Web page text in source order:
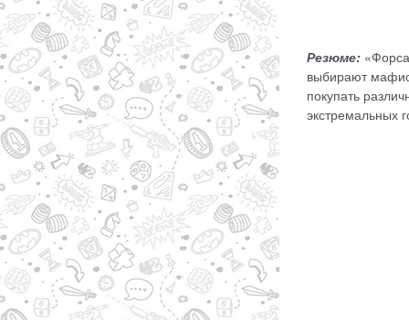
Резюме:
выбирают
покупать
экстремальных